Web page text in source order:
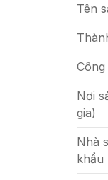
Tên
Công
Nơi
gia)
Nhà
khẩu